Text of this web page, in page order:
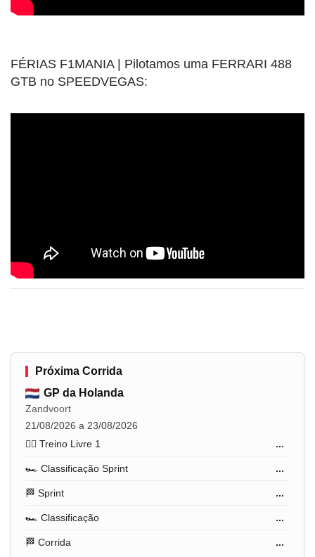
FÉRIAS F1MANIA | Pilotamos uma FERRARI 488
GTB no SPEEDVEGAS:
Próxima Corrida
GP da Holanda
Zandvoort
21/08/2026 a 23/08/2026
🏋️‍♂️ Treino Livre 1
...
🏎️ Classificação Sprint ...
🏁 Sprint ...
🏎️ Classificação ...
🏁 Corrida ...